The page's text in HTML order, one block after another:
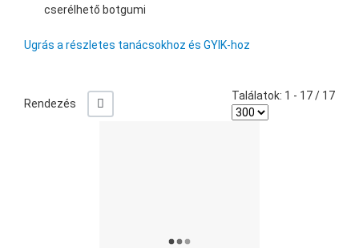
cserélhető botgumi
Ugrás a részletes tanácsokhoz és GYIK-hoz
Rendezés +/-
Találatok: 1 - 17 / 17